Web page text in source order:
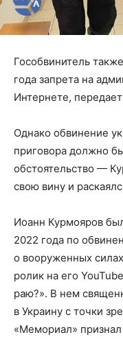
Гособвинитель
года запрета на
Интернете,
Однако обвинение
приговора должно
обстоятельство —
свою вину и
Иоанн Курмояров
2022 года по
о вооруженных
ролик на его
раю?». В нем
в Украину с точки
«Мемориал»